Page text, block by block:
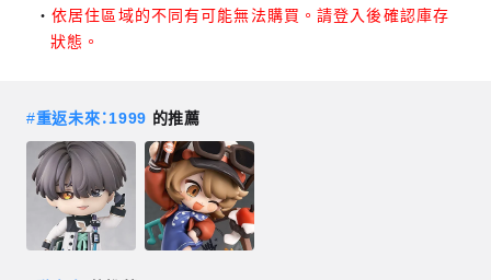
依居住區域的不同有可能無法購買。請登入後確認庫存
狀態。
#重返未來：1999 的推薦